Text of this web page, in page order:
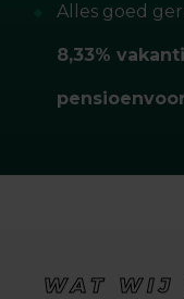
Alles goed
8,33%
WAT WIJ